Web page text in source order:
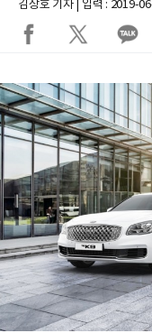
김상호 기자 | 입력 : 2019-